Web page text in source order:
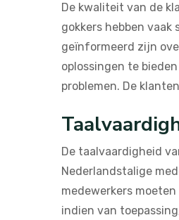
De kwaliteit van de
gokkers hebben
geïnformeerd zijn
oplossingen te
problemen. De
De taalvaardigheid
Nederlandstalige
medewerkers
indien van